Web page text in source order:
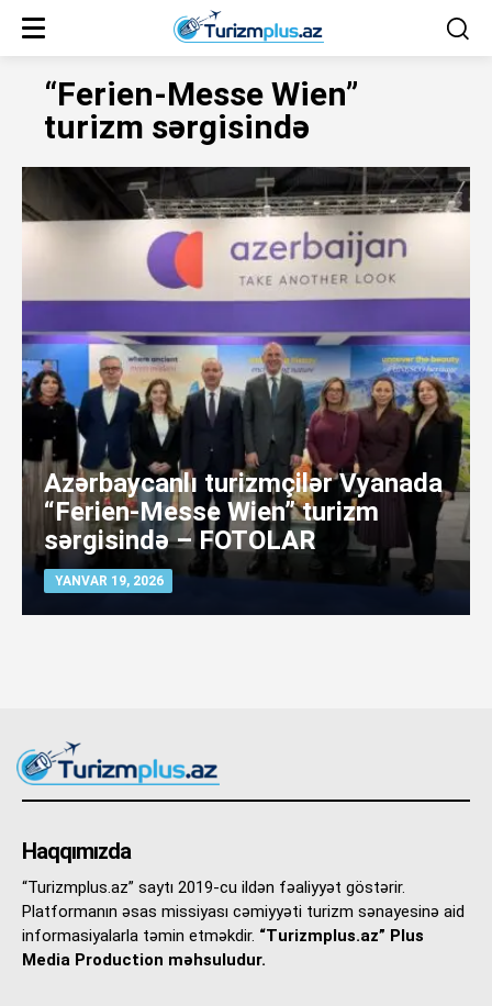
“Ferien-Messe Wien”
turizm sərgisində
Azərbaycanlı turizmçilər Vyanada
“Ferien-Messe Wien” turizm
sərgisində – FOTOLAR
YANVAR 19, 2026
Haqqımızda
“Turizmplus.az” saytı 2019-cu ildən fəaliyyət göstərir.
Platformanın əsas missiyası cəmiyyəti turizm sənayesinə aid
informasiyalarla təmin etməkdir. “Turizmplus.az” Plus
Media Production məhsuludur.